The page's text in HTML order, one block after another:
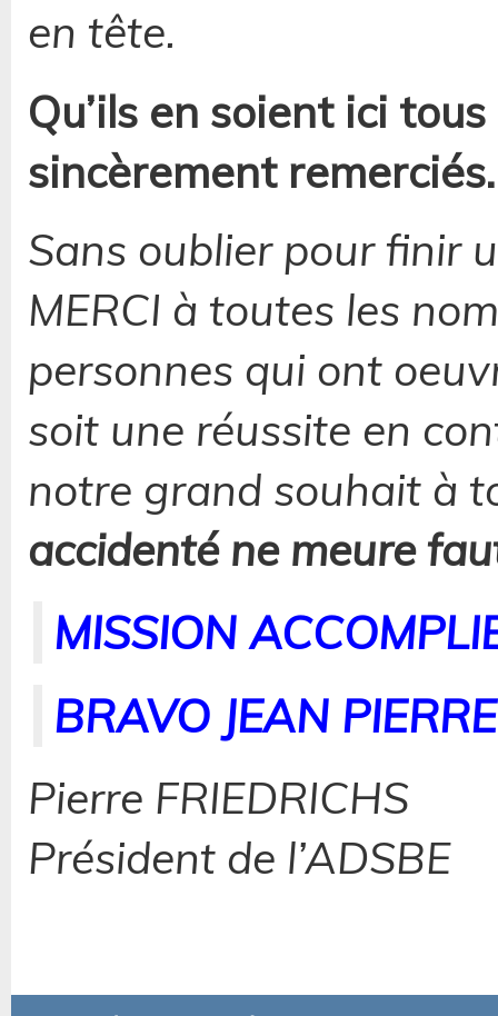
en tête.
Qu’ils en soient ici tous
sincèrement remerciés.
Sans oublier pour finir
MERCI à toutes les
personnes qui ont
soit une réussite en
notre grand souhait à
accidenté ne meure
MISSION
BRAVO JEAN PIERRE
Pierre FRIEDRICHS
Président de l’ADSBE